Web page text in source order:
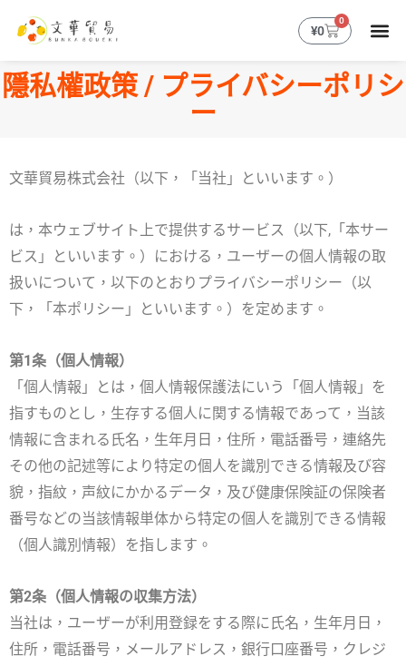
要
內
¥0
0
購
物
隱私權政策 / プライバシーポリシ
ー
文華貿易株式会社（以下，「当社」といいます。）
は，本ウェブサイト上で提供するサービス（以下,「本サー
ビス」といいます。）における，ユーザーの個人情報の取
扱いについて，以下のとおりプライバシーポリシー（以
下，「本ポリシー」といいます。）を定めます。
第1条（個人情報）
「個人情報」とは，個人情報保護法にいう「個人情報」を
指すものとし，生存する個人に関する情報であって，当該
情報に含まれる氏名，生年月日，住所，電話番号，連絡先
その他の記述等により特定の個人を識別できる情報及び容
貌，指紋，声紋にかかるデータ，及び健康保険証の保険者
番号などの当該情報単体から特定の個人を識別できる情報
（個人識別情報）を指します。
第2条（個人情報の収集方法）
当社は，ユーザーが利用登録をする際に氏名，生年月日，
住所，電話番号，メールアドレス，銀行口座番号，クレジ